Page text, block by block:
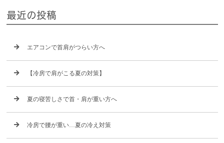
最近の投稿
エアコンで首肩がつらい方へ
【冷房で肩がこる夏の対策】
夏の寝苦しさで首・肩が重い方へ
冷房で腰が重い…夏の冷え対策